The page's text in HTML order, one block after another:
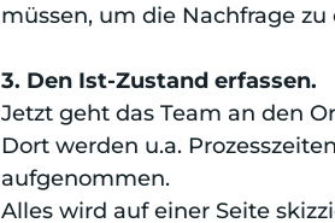
müssen, um die Nachfrage zu
3. Den Ist-Zustand erfassen.
Jetzt geht das Team an den
Dort werden u.a.
aufgenommen.
Alles wird auf einer Seite